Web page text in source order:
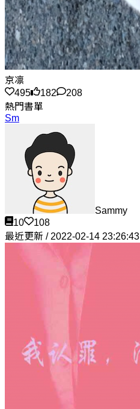
京凛
495
182
208
熱門書單
Sm
Sammy
10
108
最近更新 / 2022-02-14 23:26:43